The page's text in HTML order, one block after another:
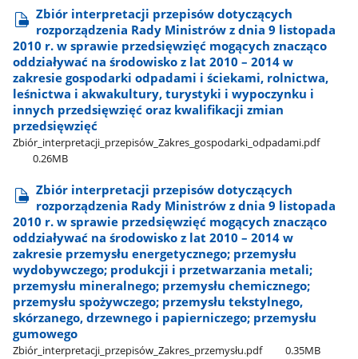
Zbiór interpretacji przepisów dotyczących
rozporządzenia Rady Ministrów z dnia 9 listopada
2010 r. w sprawie przedsięwzięć mogących znacząco
oddziaływać na środowisko z lat 2010 – 2014 w
zakresie gospodarki odpadami i ściekami, rolnictwa,
leśnictwa i akwakultury, turystyki i wypoczynku i
innych przedsięwzięć oraz kwalifikacji zmian
przedsięwzięć
Zbiór​_interpretacji​_przepisów​_Zakres​_gospodarki​_odpadami.pdf
0.26MB
Zbiór interpretacji przepisów dotyczących
rozporządzenia Rady Ministrów z dnia 9 listopada
2010 r. w sprawie przedsięwzięć mogących znacząco
oddziaływać na środowisko z lat 2010 – 2014 w
zakresie przemysłu energetycznego; przemysłu
wydobywczego; produkcji i przetwarzania metali;
przemysłu mineralnego; przemysłu chemicznego;
przemysłu spożywczego; przemysłu tekstylnego,
skórzanego, drzewnego i papierniczego; przemysłu
gumowego
Zbiór​_interpretacji​_przepisów​_Zakres​_przemysłu.pdf 0.35MB